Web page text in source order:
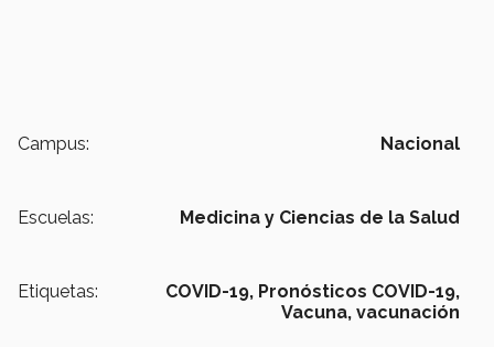
Campus: Nacional
Escuelas: Medicina y Ciencias de la Salud
Etiquetas: COVID-19, Pronósticos COVID-19,
Vacuna, vacunación